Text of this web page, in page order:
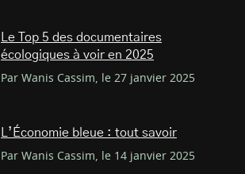
Le Top 5 des documentaires
écologiques à voir en 2025
Par Wanis Cassim, le 27 janvier 2025
L’Économie bleue : tout savoir
Par Wanis Cassim, le 14 janvier 2025